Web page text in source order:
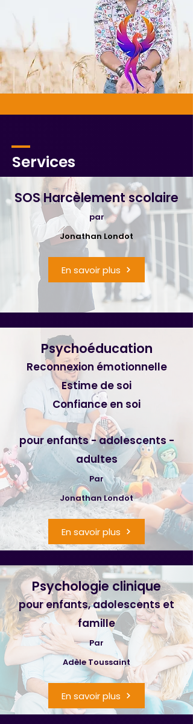
Services
SOS Harcèlement scolaire
par
Jonathan Londot
En savoir plus
Psychoéducation
Reconnexion émotionnelle
Estime de soi
Confiance en soi
pour enfants - adolescents -
adultes
Par
Jonathan Londot
En savoir plus
Psychologie clinique
pour enfants, adolescents et
famille
Par
Adèle Toussaint
En savoir plus